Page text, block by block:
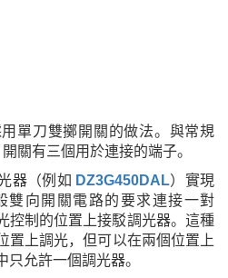
單刀雙擲開關的做法。與常規
關有三個用於連接的端子。
器（例如 DZ3G450DAL）實現
雙向開關電路的要求連接一對
控制的位置上接駁調光器。這種
置上調光，但可以在兩個位置上
只允許一個調光器。